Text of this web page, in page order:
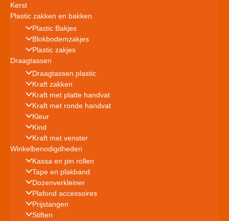
Kerst
Plastic zakken en bakken
Plastic Bakjes
Blokbodemzakjes
Plastic zakjes
Draagtassen
Draagtassen plastic
Kraft zakken
Kraft met platte handvat
Kraft met ronde handvat
Kleur
Kind
Kraft met venster
Winkelbenodigdheden
Kassa en pin rollen
Tape en plakband
Dozenverkleiner
Plafond accessoires
Prijstangen
Stiften